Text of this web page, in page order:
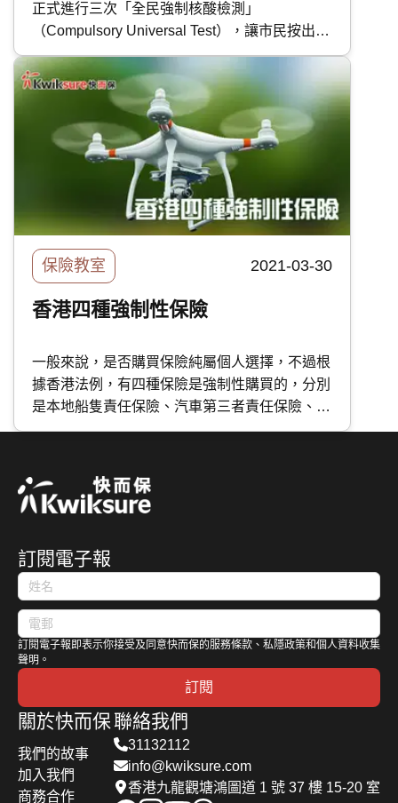
正式進行三次「全民強制核酸檢測」
（Compulsory Universal Test），讓市民按出生
日期預約檢測。而且檢測具法律效力，設有處罰
機制。今天，快而保的專家會大家解釋為什麼建
議未購買自願醫保的各位盡快趕在全民強檢前購
保險教室 2021-03-30
香港四種強制性保險
一般來說，是否購買保險純屬個人選擇，不過根
據香港法例，有四種保險是強制性購買的，分別
是本地船隻責任保險、汽車第三者責任保險、大
廈法團保險和僱員賠償保險。今天的快而保專
訂閱電子報
訂閱電子報即表示你接受及同意快而保的服務條款、私隱政策和個人資料收集
聲明。
訂閱
關於快而保
我們的故事
加入我們
商務合作
聯絡我們
31132112
info@kwiksure.com
香港九龍觀塘鴻圖道 1 號 37 樓 15-20 室